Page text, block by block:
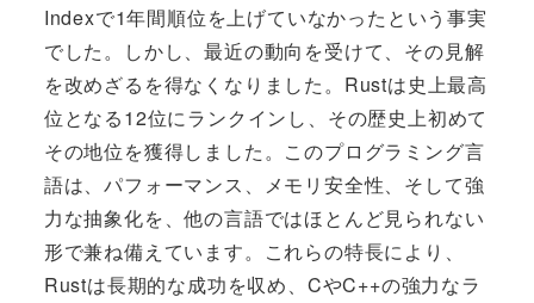
Indexで1年間順位を上げていなかったという事実
でした。しかし、最近の動向を受けて、その見解
を改めざるを得なくなりました。Rustは史上最高
位となる12位にランクインし、その歴史上初めて
その地位を獲得しました。このプログラミング言
語は、パフォーマンス、メモリ安全性、そして強
力な抽象化を、他の言語ではほとんど見られない
形で兼ね備えています。これらの特長により、
Rustは長期的な成功を収め、CやC++の強力なラ